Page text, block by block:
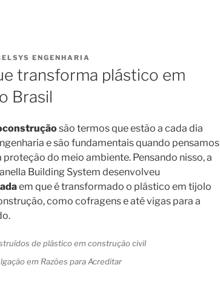
ENGENHARIA
transforma plástico em
Brasil
são termos que estão a cada dia
e são fundamentais quando pensamos
do meio ambiente. Pensando nisso, a
Building System desenvolveu
em que é transformado o plástico em tijolo
como cofragens e até vigas para a
em Razões para Acreditar